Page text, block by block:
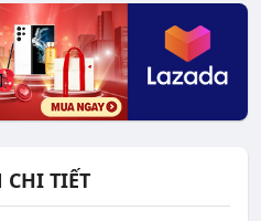
CHI TIẾT